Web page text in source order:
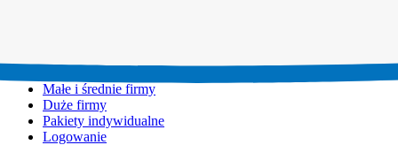
Małe i średnie firmy
Duże firmy
Pakiety indywidualne
Logowanie